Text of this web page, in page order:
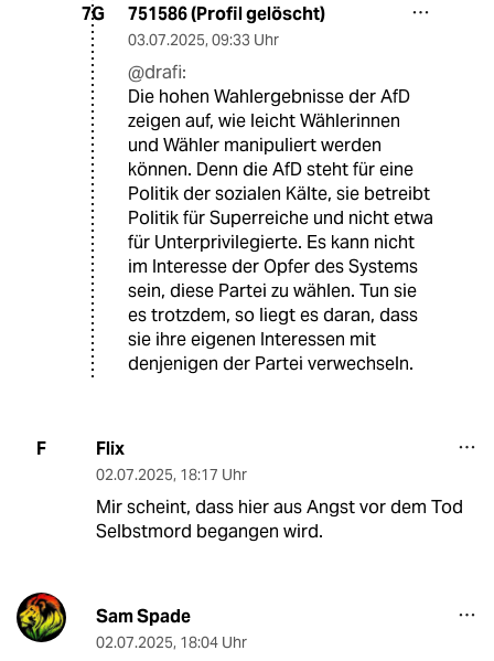
7G 751586 (Profil gelöscht)
03.07.2025, 09:33 Uhr
@drafi:
Die hohen Wahlergebnisse der AfD
zeigen auf, wie leicht Wählerinnen
und Wähler manipuliert werden
können. Denn die AfD steht für eine
Politik der sozialen Kälte, sie betreibt
Politik für Superreiche und nicht etwa
für Unterprivilegierte. Es kann nicht
im Interesse der Opfer des Systems
sein, diese Partei zu wählen. Tun sie
es trotzdem, so liegt es daran, dass
sie ihre eigenen Interessen mit
denjenigen der Partei verwechseln.
F Flix
02.07.2025, 18:17 Uhr
Mir scheint, dass hier aus Angst vor dem Tod
Selbstmord begangen wird.
Sam Spade
02.07.2025, 18:04 Uhr